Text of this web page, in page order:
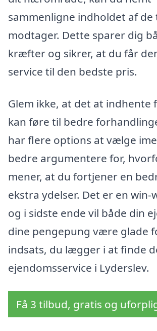
sammenligne indholdet af de
modtager. Dette sparer dig
kræfter og sikrer, at du får
service til den bedste pris.
Glem ikke, at det at indhente
kan føre til bedre
har flere options at vælge
bedre argumentere for,
mener, at du fortjener en
ekstra ydelser. Det er en win-
og i sidste ende vil både din
dine pengepung være glade
indsats, du lægger i at finde
ejendomsservice i Lyderslev.
Få 3 tilbud, gratis og